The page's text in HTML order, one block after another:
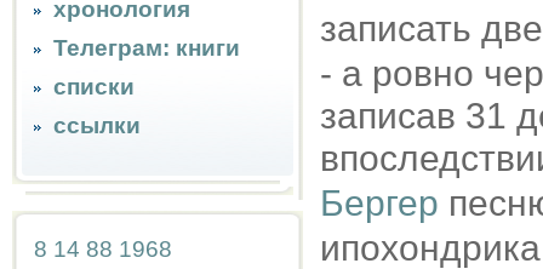
хронология
Телеграм: книги
списки
ссылки
8 14 88 1968
записать
- а ровно
записав 31
Бергер